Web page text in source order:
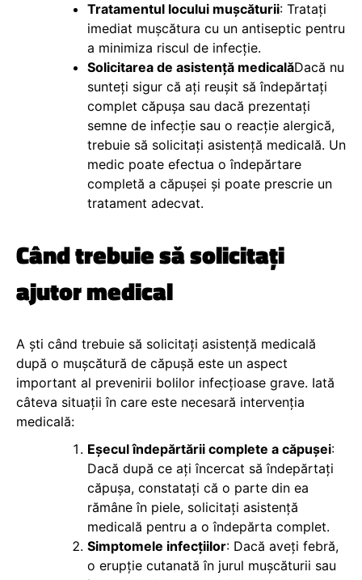
Tratamentul locului mușcăturii: Tratați
imediat mușcătura cu un antiseptic pentru
a minimiza riscul de infecție.
Solicitarea de asistență medicalăDacă nu
sunteți sigur că ați reușit să îndepărtați
complet căpușa sau dacă prezentați
semne de infecție sau o reacție alergică,
trebuie să solicitați asistență medicală. Un
medic poate efectua o îndepărtare
completă a căpușei și poate prescrie un
tratament adecvat.
Când trebuie să solicitați
ajutor medical
A ști când trebuie să solicitați asistență medicală
după o mușcătură de căpușă este un aspect
important al prevenirii bolilor infecțioase grave. Iată
câteva situații în care este necesară intervenția
medicală:
Eșecul îndepărtării complete a căpușei:
Dacă după ce ați încercat să îndepărtați
căpușa, constatați că o parte din ea
rămâne în piele, solicitați asistență
medicală pentru a o îndepărta complet.
Simptomele infecțiilor: Dacă aveți febră,
o erupție cutanată în jurul mușcăturii sau